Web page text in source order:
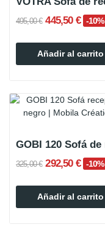
495,00 € 445,50 € -10%
Añadir al carrito
325,00 € 292,50 € -10%
Añadir al carrito